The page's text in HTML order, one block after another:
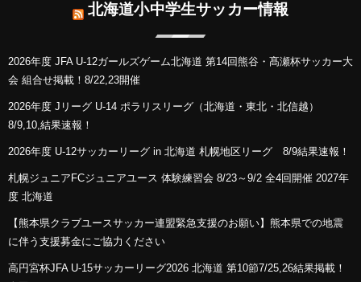
北海道小中学生サッカー情報
2026年度 JFA U-12ガールズゲーム北海道 第14回熊谷・髙瀬杯サッカー大
会 組合せ掲載！8/22,23開催
2026年度 Jリーグ U-14 ポラリスリーグ（北海道・東北・北信越）
8/9,10,結果速報！
2026年度 U-12サッカーリーグ in 北海道 札幌地区リーグ 8/9結果速報！
札幌ジュニアFCジュニアユース 体験練習会 8/23～9/2 全4回開催 2027年
度 北海道
【熊本県クラブユースサッカー連盟緊急支援のお願い】熊本県での地震
に伴う支援募金にご協力ください
高円宮杯JFA U-15サッカーリーグ2026 北海道 第10節7/25,26結果掲載！